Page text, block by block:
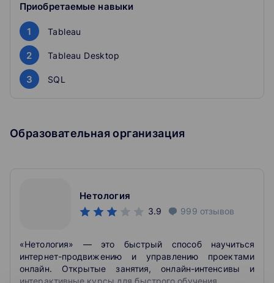
Sheets
Работа с источниками и создание дашбордов
Cоздадите наглядные интерактивные дашборды для
анализа бизнес-метрик в онлайне
Лучшие практики визуализации данных
Узнаете, чем отличается Sankey от Sunburst и почему
стоит отказаться от Piechart
Приобретаемые навыки
1 Tableau
2 Tableau Desktop
3 SQL
Образовательная организация
Нетология
3.9 999 отзывов
«Нетология» — это быстрый способ научиться
интернет-продвижению и управлению проектами
онлайн. Открытые занятия, онлайн-интенсивы и
интерактивные курсы для быстрого обучения.